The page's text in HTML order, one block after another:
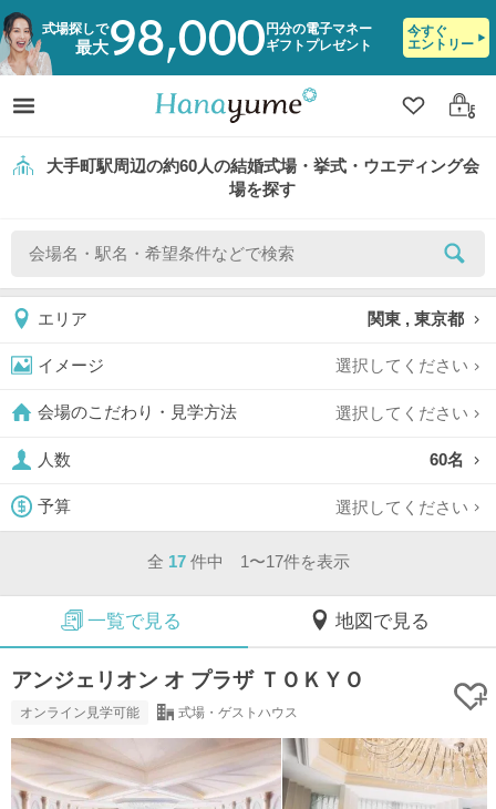
式場探しで
最大98,000 円分の電子マネー
ギフトプレゼント
今すぐ
エントリー
クリップ
ログ
大手町駅周辺の約60人の結婚式場・挙式・ウエディング会
場を探す
エリア 関東 , 東京都
イメージ 選択してください
会場のこだわり・見学方法 選択してください
人数 60名
予算 選択してください
全 17 件中 1〜17件を表示
一覧で見る 地図で見る
アンジェリオン オ プラザ ＴＯＫＹＯ
オンライン見学可能 式場・ゲストハウス